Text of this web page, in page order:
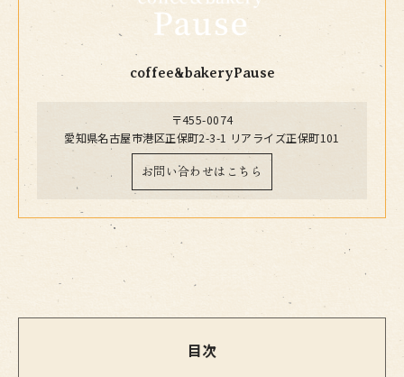
coffee&bakeryPause
〒455-0074
愛知県名古屋市港区正保町2-3-1 リアライズ正保町101
お問い合わせはこちら
目次